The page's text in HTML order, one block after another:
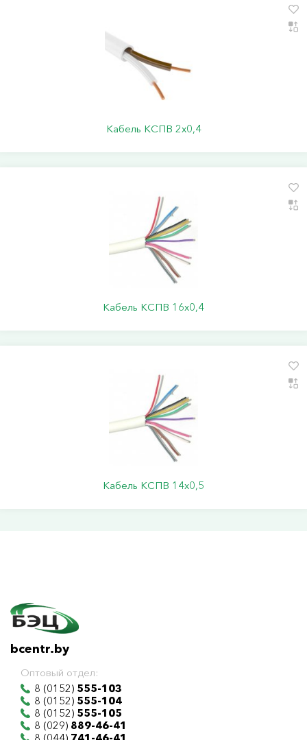
Кабель КСПВ 2х0,4
Кабель КСПВ 16х0,4
Кабель КСПВ 14х0,5
bcentr.by
Оптовый отдел:
8 (0152) 555-103
8 (0152) 555-104
8 (0152) 555-105
8 (029) 889-46-41